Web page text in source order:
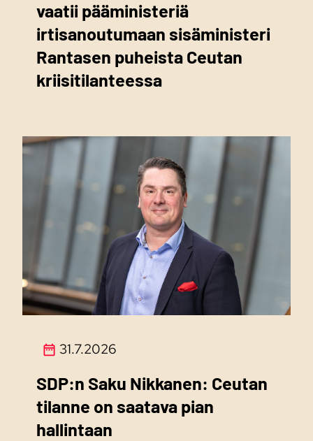
vaatii pääministeriä
irtisanoutumaan sisäministeri
Rantasen puheista Ceutan
kriisitilanteessa
31.7.2026
SDP:n Saku Nikkanen: Ceutan
tilanne on saatava pian
hallintaan